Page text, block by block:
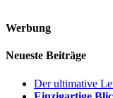
Werbung
Neueste Beiträge
Der ultimative